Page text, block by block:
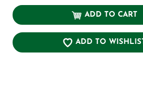
ADD TO CART
ADD TO WISHLIST